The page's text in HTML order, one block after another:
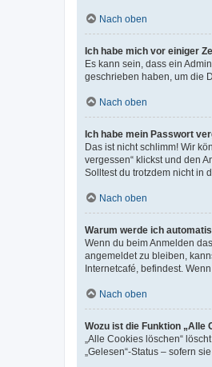
Nach oben
Ich habe mich vor einiger
Es kann sein, dass ein
geschrieben haben, um die
Nach oben
Ich habe mein Passwort
Das ist nicht schlimm! Wir
vergessen“ klickst und den
Solltest du trotzdem nicht in
Nach oben
Warum werde ich
Wenn du beim Anmelden
angemeldet zu bleiben,
Internetcafé, befindest.
Nach oben
Wozu ist die Funktion „Alle
„Alle Cookies löschen“
„Gelesen“-Status – sofern